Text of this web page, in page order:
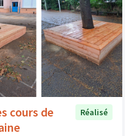
cours de
Réalisé